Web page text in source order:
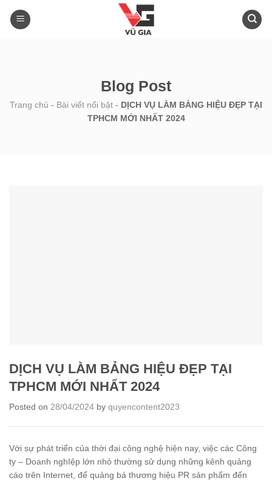
Blog Post
Trang chủ - Bài viết nổi bật - DỊCH VỤ LÀM BẢNG HIỆU ĐẸP TẠI
TPHCM MỚI NHẤT 2024
DỊCH VỤ LÀM BẢNG HIỆU ĐẸP TẠI
TPHCM MỚI NHẤT 2024
Posted on 28/04/2024 by quyencontent2023
Với sự phát triển của thời đại công nghệ hiện nay, việc các Công
ty – Doanh nghIệp lớn nhỏ thường sử dụng những kênh quảng
cáo trên Internet, để quảng bá thương hiệu PR sản phẩm đến